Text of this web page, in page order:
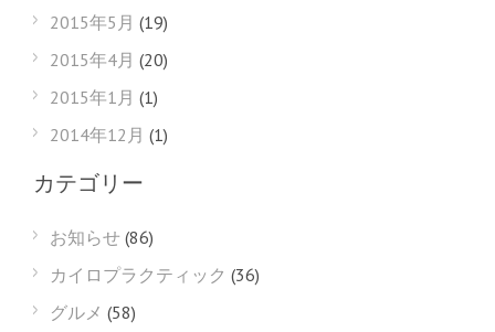
2015年5月 (19)
2015年4月 (20)
2015年1月 (1)
2014年12月 (1)
カテゴリー
お知らせ (86)
カイロプラクティック (36)
グルメ (58)